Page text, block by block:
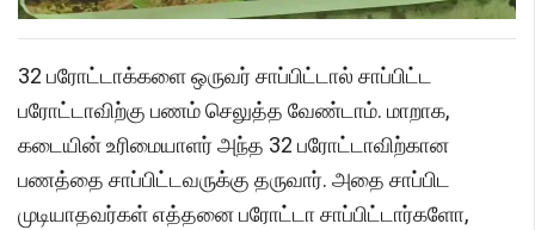
32 பரோட்டாக்களை ஒருவர் சாப்பிட்டால் சாப்பிட்ட
பரோட்டாவிற்கு பணம் செலுத்த வேண்டாம். மாறாக,
கடையின் உரிமையாளர் அந்த 32 பரோட்டாவிற்கான
பணத்தை சாப்பிட்டவருக்கு தருவார். அதை சாப்பிட
முடியாதவர்கள் எத்தனை பரோட்டா சாப்பிட்டார்களோ,